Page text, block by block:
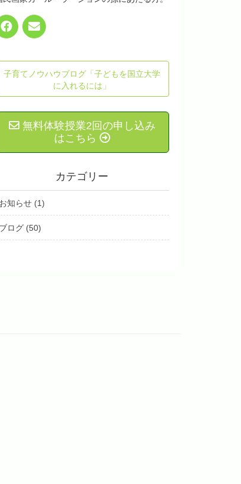
子育てノウハウブログ「子どもを国立大学
に入れるには」
無料体験授業2回の申し込み
はこちら
カテゴリー
お知らせ (1)
ブログ (50)